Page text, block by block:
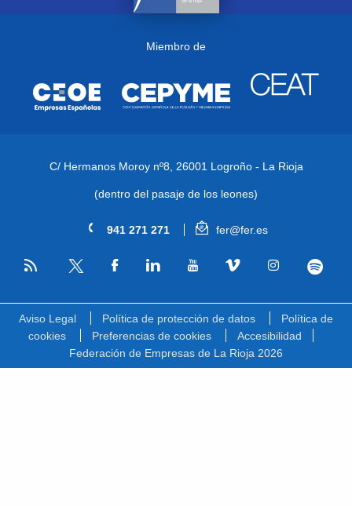
Miembro de
C/ Hermanos Moroy nº8, 26001 Logroño - La Rioja
(dentro del pasaje de los leones)
941 271 271 fer@fer.es
RSS
Aviso Legal Política de protección de datos
Política de
cookies
Preferencias de cookies
Accesibilidad
Federación de Empresas de La Rioja 2026